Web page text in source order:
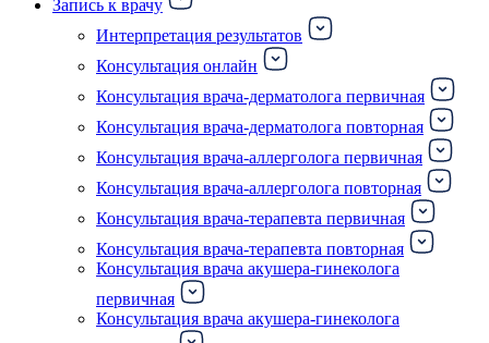
Запись к врачу
Интерпретация результатов
Консультация онлайн
Консультация врача-дерматолога первичная
Консультация врача-дерматолога повторная
Консультация врача-аллерголога первичная
Консультация врача-аллерголога повторная
Консультация врача-терапевта первичная
Консультация врача-терапевта повторная
Консультация врача акушера-гинеколога
первичная
Консультация врача акушера-гинеколога